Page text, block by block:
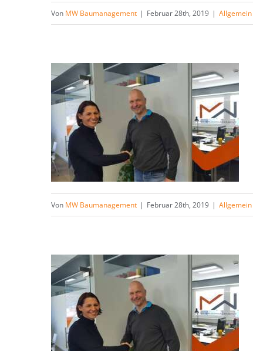
Von MW Baumanagement | Februar 28th, 2019 | Allgemein
Von MW Baumanagement | Februar 28th, 2019 | Allgemein